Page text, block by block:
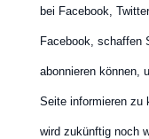
bei Facebook,
Facebook, schaffen
abonnieren können,
Seite informieren zu
wird zukünftig noch